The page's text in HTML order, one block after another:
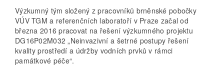
Výzkumný tým složený z pracovníků brněnské pobočky
VÚV TGM a referenčních laboratoří v Praze začal od
března 2016 pracovat na řešení výzkumného projektu
DG16P02M032 „Neinvazivní a šetrné postupy řešení
kvality prostředí a údržby vodních prvků v rámci
památkové péče“.